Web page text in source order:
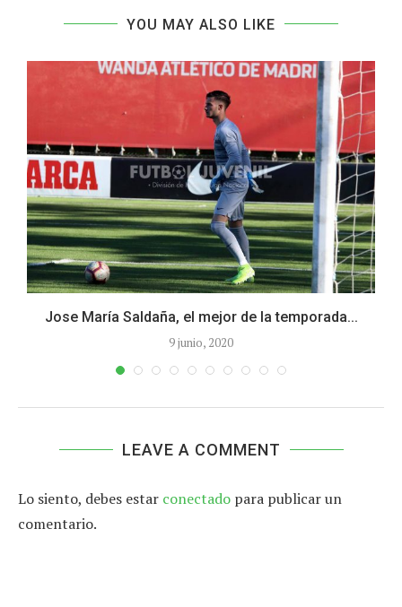
YOU MAY ALSO LIKE
Jose María Saldaña, el mejor de la temporada...
9 junio, 2020
LEAVE A COMMENT
Lo siento, debes estar conectado para publicar un
comentario.